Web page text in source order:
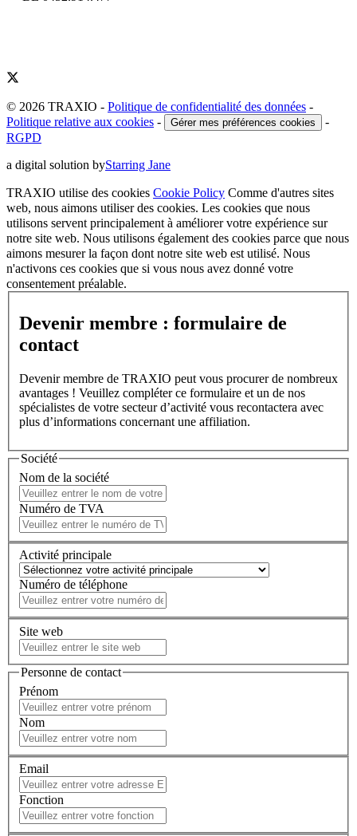
© 2026 TRAXIO - Politique de confidentialité des données -
Politique relative aux cookies - Gérer mes préférences cookies
-
RGPD
a digital solution byStarring Jane
TRAXIO utilise des cookies Cookie Policy Comme d'autres sites
web, nous aimons utiliser des cookies. Les cookies que nous
utilisons servent principalement à améliorer votre expérience sur
notre site web. Nous utilisons également des cookies parce que nous
aimons mesurer la façon dont notre site web est utilisé. Nous
n'activons ces cookies que si vous nous avez donné votre
consentement préalable.
Devenir membre : formulaire de
contact
Devenir membre de TRAXIO peut vous procurer de nombreux
avantages ! Veuillez compléter ce formulaire et un de nos
spécialistes de votre secteur d’activité vous recontactera avec
plus d’informations concernant une affiliation.
Société
Nom de la société
Numéro de TVA
Activité principale
Numéro de téléphone
Site web
Personne de contact
Prénom
Nom
Email
Fonction